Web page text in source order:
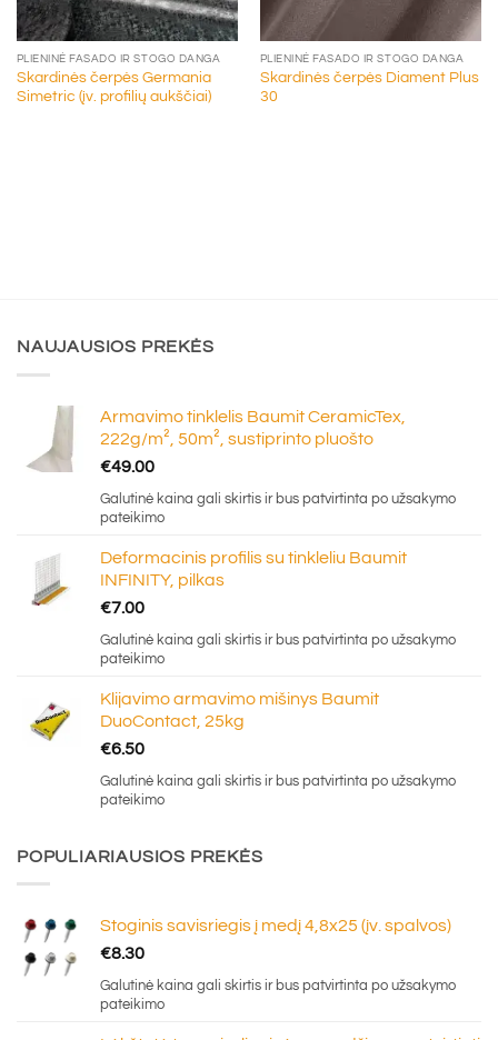
PLIENINĖ FASADO IR STOGO DANGA
Skardinės čerpės Germania
Simetric (įv. profilių aukščiai)
PLIENINĖ FASADO IR STOGO DANGA
Skardinės čerpės Diament Plus
30
NAUJAUSIOS PREKĖS
Armavimo tinklelis Baumit CeramicTex,
222g/m², 50m², sustiprinto pluošto
€49.00
Galutinė kaina gali skirtis ir bus patvirtinta po užsakymo
pateikimo
Deformacinis profilis su tinkleliu Baumit
INFINITY, pilkas
€7.00
Galutinė kaina gali skirtis ir bus patvirtinta po užsakymo
pateikimo
Klijavimo armavimo mišinys Baumit
DuoContact, 25kg
€6.50
Galutinė kaina gali skirtis ir bus patvirtinta po užsakymo
pateikimo
POPULIARIAUSIOS PREKĖS
Stoginis savisriegis į medį 4,8x25 (įv. spalvos)
€8.30
Galutinė kaina gali skirtis ir bus patvirtinta po užsakymo
pateikimo